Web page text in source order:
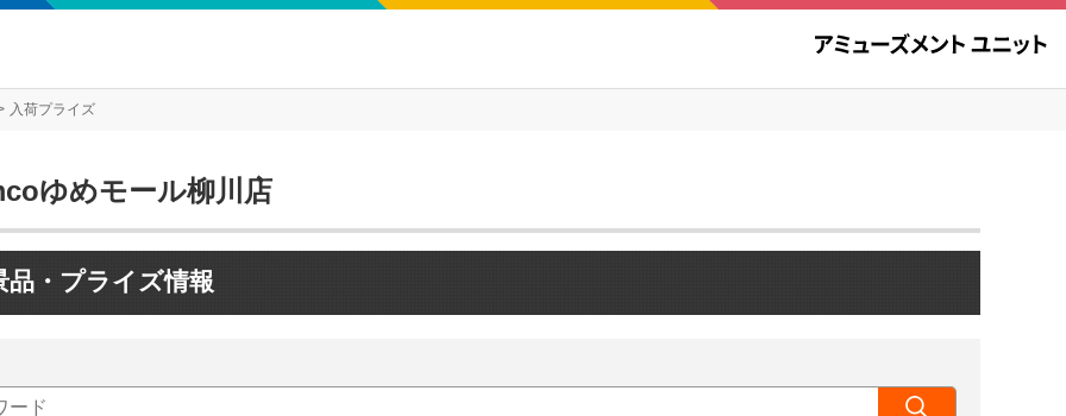
入荷プライズ
ゆめモール柳川店
品・プライズ情報